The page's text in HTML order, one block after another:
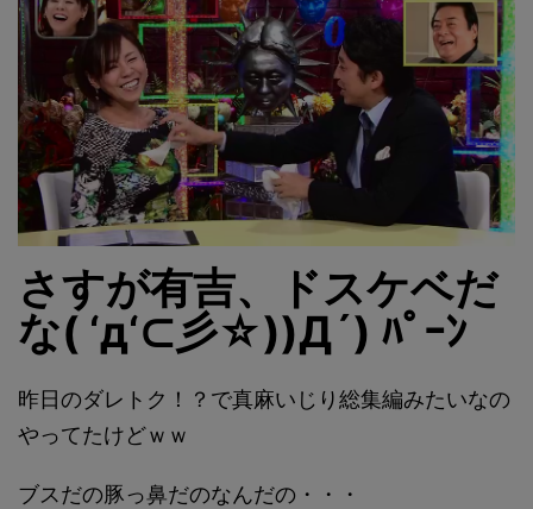
さすが有吉、ドスケベだ
な( ‘д‘⊂彡☆))Д´) ﾊﾟｰﾝ
昨日のダレトク！？で真麻いじり総集編みたいなの
やってたけどｗｗ
ブスだの豚っ鼻だのなんだの・・・